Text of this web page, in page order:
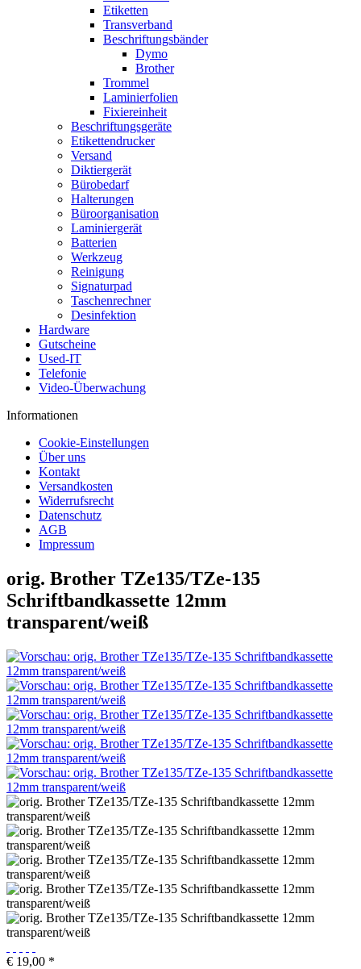
Etiketten
Transverband
Beschriftungsbänder
Dymo
Brother
Trommel
Laminierfolien
Fixiereinheit
Beschriftungsgeräte
Etikettendrucker
Versand
Diktiergerät
Bürobedarf
Halterungen
Büroorganisation
Laminiergerät
Batterien
Werkzeug
Reinigung
Signaturpad
Taschenrechner
Desinfektion
Hardware
Gutscheine
Used-IT
Telefonie
Video-Überwachung
Informationen
Cookie-Einstellungen
Über uns
Kontakt
Versandkosten
Widerrufsrecht
Datenschutz
AGB
Impressum
orig. Brother TZe135/TZe-135
Schriftbandkassette 12mm
transparent/weiß
€ 19,00 *